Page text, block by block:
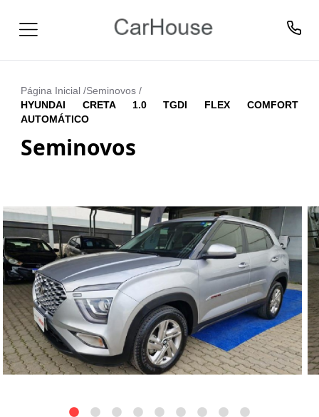
Página Inicial /Seminovos /
HYUNDAI CRETA 1.0 TGDI FLEX COMFORT
AUTOMÁTICO
Seminovos